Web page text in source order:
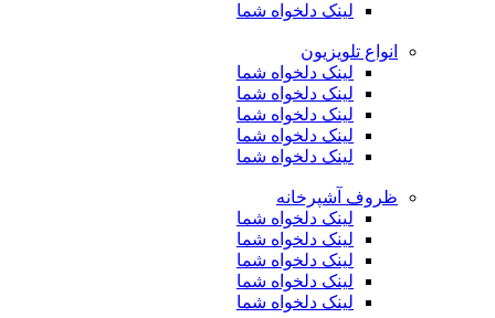
لینک دلخواه شما
انواع تلویزیون
لینک دلخواه شما
لینک دلخواه شما
لینک دلخواه شما
لینک دلخواه شما
لینک دلخواه شما
ظروف آشپرخانه
لینک دلخواه شما
لینک دلخواه شما
لینک دلخواه شما
لینک دلخواه شما
لینک دلخواه شما